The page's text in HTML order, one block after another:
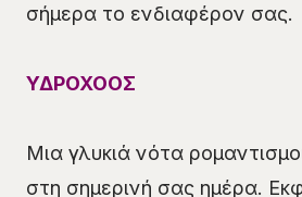
σήμερα το ενδιαφέρον σας.
ΥΔΡΟΧΟΟΣ
Μια γλυκιά νότα
στη σημερινή σας ημέρα.